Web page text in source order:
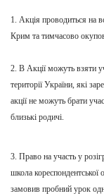
1. Акція проводиться на
Крим та тимчасово
2. В Акції можуть взяти
території України, які
акції не можуть брати
близькі родичі.
3. Право на участь у
школа кореспондентської
замовив пробний урок